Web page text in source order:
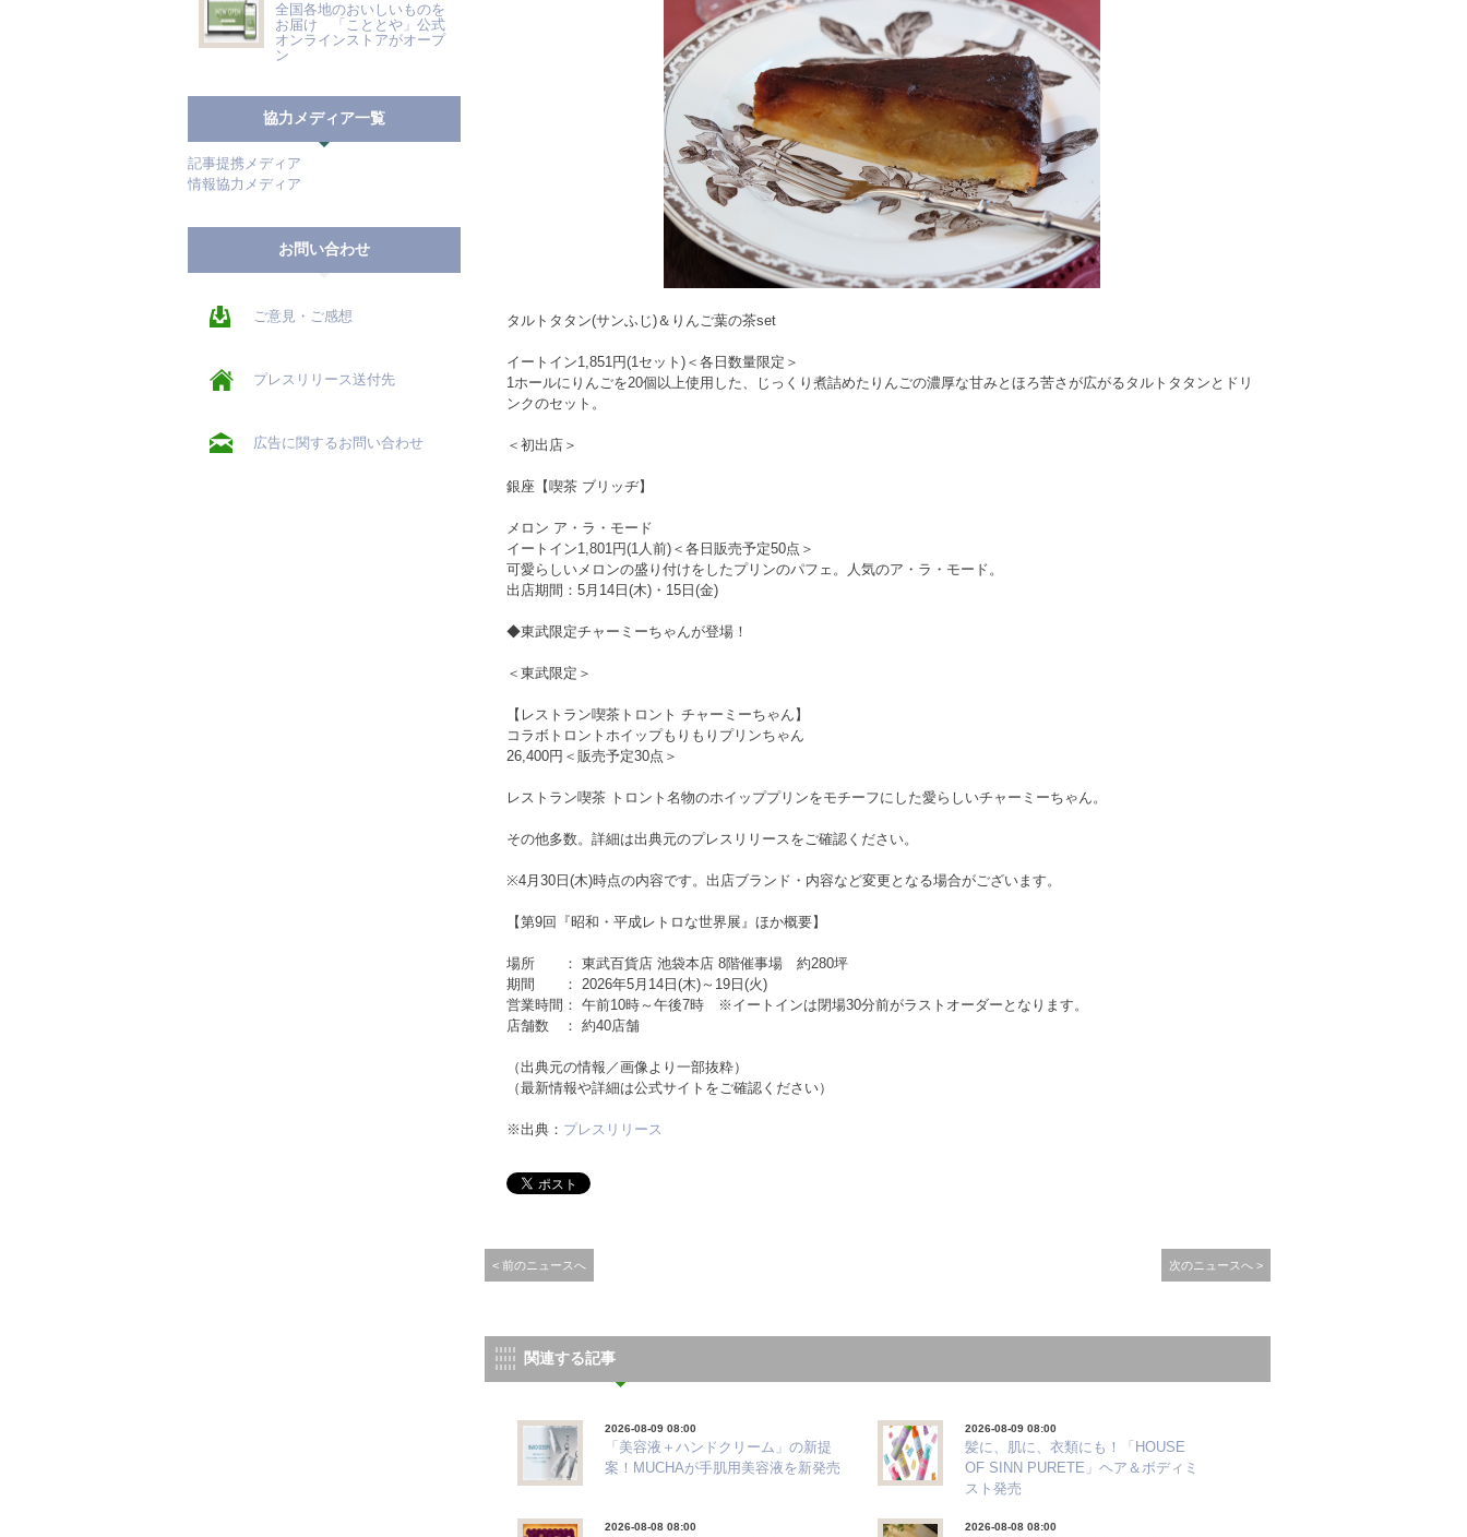
全国各地のおいしいものを
お届け 「こととや」公式
オンラインストアがオープ
ン
協力メディア一覧
記事提携メディア
情報協力メディア
お問い合わせ
ご意見・ご感想
プレスリリース送付先
広告に関するお問い合わせ
タルトタタン(サンふじ)＆りんご葉の茶set
イートイン1,851円(1セット)＜各日数量限定＞
1ホールにりんごを20個以上使用した、じっくり煮詰めたりんごの濃厚な甘みとほろ苦さが広がるタルトタタンとドリ
ンクのセット。
＜初出店＞
銀座【喫茶 ブリッヂ】
メロン ア・ラ・モード
イートイン1,801円(1人前)＜各日販売予定50点＞
可愛らしいメロンの盛り付けをしたプリンのパフェ。人気のア・ラ・モード。
出店期間：5月14日(木)・15日(金)
◆東武限定チャーミーちゃんが登場！
＜東武限定＞
【レストラン喫茶トロント チャーミーちゃん】
コラボトロントホイップもりもりプリンちゃん
26,400円＜販売予定30点＞
レストラン喫茶 トロント名物のホイッププリンをモチーフにした愛らしいチャーミーちゃん。
その他多数。詳細は出典元のプレスリリースをご確認ください。
※4月30日(木)時点の内容です。出店ブランド・内容など変更となる場合がございます。
【第9回『昭和・平成レトロな世界展』ほか概要】
場所 ： 東武百貨店 池袋本店 8階催事場 約280坪
期間 ： 2026年5月14日(木)～19日(火)
営業時間： 午前10時～午後7時 ※イートインは閉場30分前がラストオーダーとなります。
店舗数 ： 約40店舗
（出典元の情報／画像より一部抜粋）
（最新情報や詳細は公式サイトをご確認ください）
※出典： プレスリリース
< 前のニュースへ 次のニュースへ >
関連する記事
2026-08-09 08:00
「美容液＋ハンドクリーム」の新提
案！MUCHAが手肌用美容液を新発売
2026-08-09 08:00
髪に、肌に、衣類にも！「HOUSE
OF SINN PURETE」ヘア＆ボディミ
スト発売
2026-08-08 08:00 2026-08-08 08:00